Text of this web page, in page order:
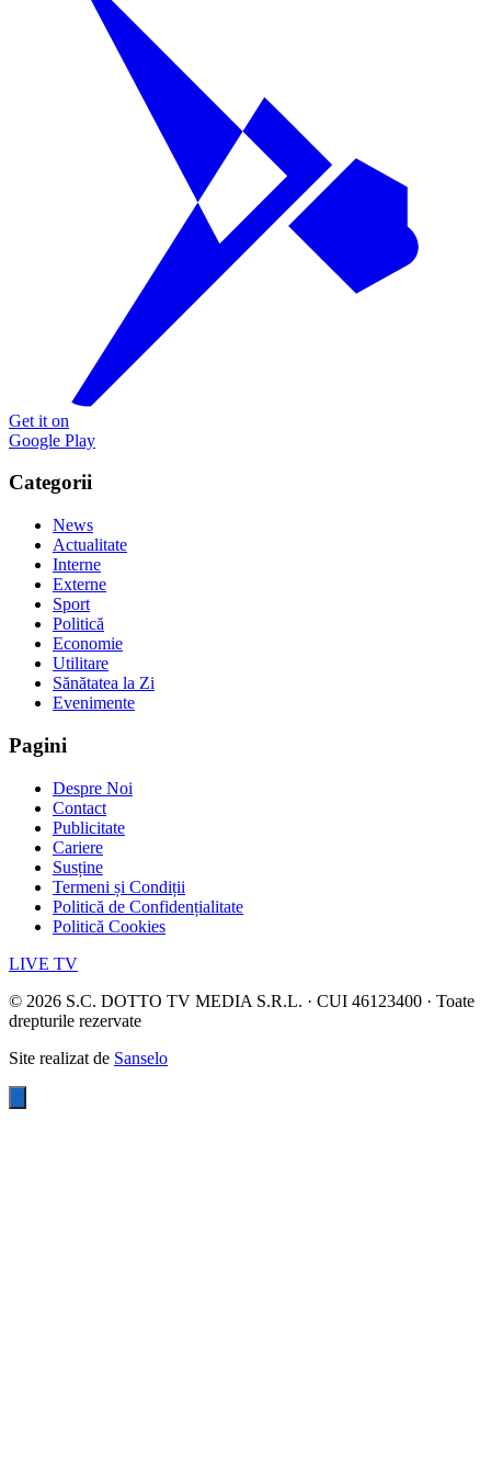
Get it on
Google Play
Categorii
News
Actualitate
Interne
Externe
Sport
Politică
Economie
Utilitare
Sănătatea la Zi
Evenimente
Pagini
Despre Noi
Contact
Publicitate
Cariere
Susține
Termeni și Condiții
Politică de Confidențialitate
Politică Cookies
LIVE TV
© 2026 S.C. DOTTO TV MEDIA S.R.L. · CUI 46123400 · Toate
drepturile rezervate
Site realizat de Sanselo